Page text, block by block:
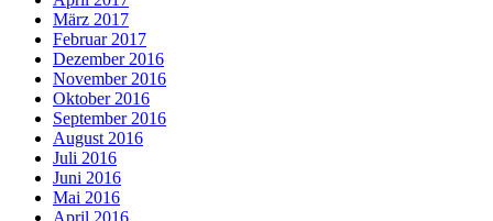
März 2017
Februar 2017
Dezember 2016
November 2016
Oktober 2016
September 2016
August 2016
Juli 2016
Juni 2016
Mai 2016
April 2016